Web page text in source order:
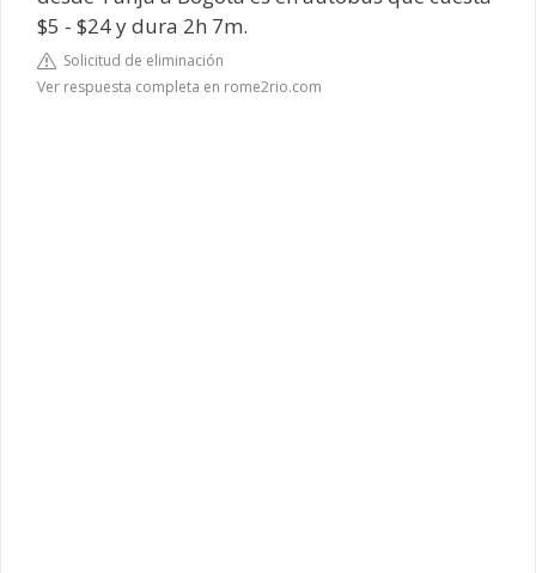
$5 - $24 y dura 2h 7m.
Solicitud de eliminación
Ver respuesta completa en rome2rio.com